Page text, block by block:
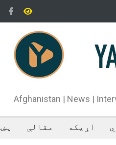
فراه کې د
Afghanistan | News |
اړیکه مقالې